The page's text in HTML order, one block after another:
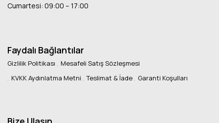
Cumartesi: 09:00 – 17:00
Faydalı Bağlantılar
Gizlilik Politikası
Mesafeli Satış Sözleşmesi
KVKK Aydınlatma Metni
Teslimat & İade Garanti Koşulları